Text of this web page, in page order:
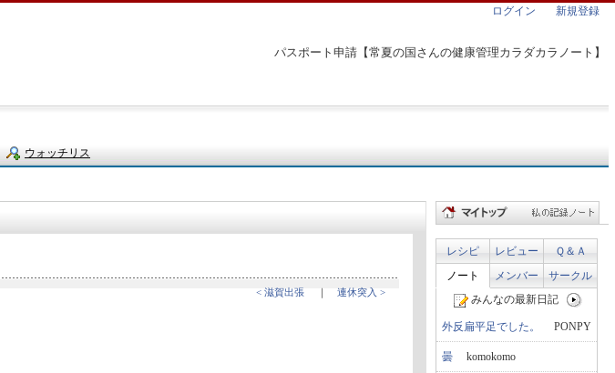
パスポート申請【常夏の国さんの健康管理カラダカラノート】
ログイン 新規登録
ウォッチリス
< 滋賀出張 ｜ 連休突入 >
レシピ レビュー
Ｑ＆Ａ
ノート
メンバー
サークル
みんなの最新日記
外反扁平足でした。 PONPY
曇 komokomo